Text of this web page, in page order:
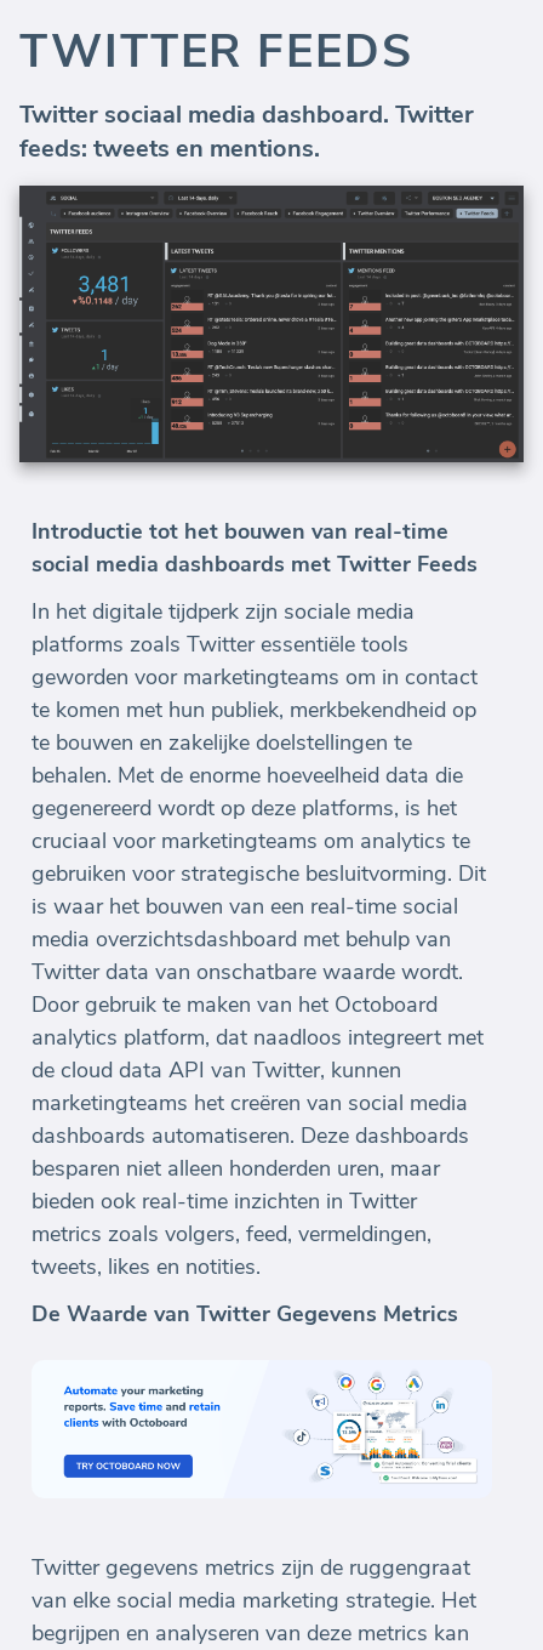
TWITTER FEEDS
Twitter sociaal media dashboard. Twitter
feeds: tweets en mentions.
Introductie tot het bouwen van real-time
social media dashboards met Twitter Feeds
In het digitale tijdperk zijn sociale media
platforms zoals Twitter essentiële tools
geworden voor marketingteams om in contact
te komen met hun publiek, merkbekendheid op
te bouwen en zakelijke doelstellingen te
behalen. Met de enorme hoeveelheid data die
gegenereerd wordt op deze platforms, is het
cruciaal voor marketingteams om analytics te
gebruiken voor strategische besluitvorming. Dit
is waar het bouwen van een real-time social
media overzichtsdashboard met behulp van
Twitter data van onschatbare waarde wordt.
Door gebruik te maken van het Octoboard
analytics platform, dat naadloos integreert met
de cloud data API van Twitter, kunnen
marketingteams het creëren van social media
dashboards automatiseren. Deze dashboards
besparen niet alleen honderden uren, maar
bieden ook real-time inzichten in Twitter
metrics zoals volgers, feed, vermeldingen,
tweets, likes en notities.
De Waarde van Twitter Gegevens Metrics
Twitter gegevens metrics zijn de ruggengraat
van elke social media marketing strategie. Het
begrijpen en analyseren van deze metrics kan